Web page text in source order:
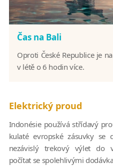
Čas na Bali
Oproti České Republice je
v létě o 6 hodin více.
Elektrický proud
Indonésie používá střídavý
kulaté evropské zásuvky se
nezávislý trekový výlet do
počítat se spolehlivými